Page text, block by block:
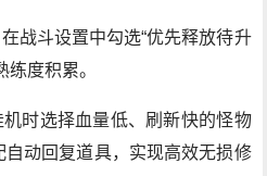
战斗设置中勾选“优先释放待升
练度积累。
时选择血量低、刷新快的怪物
自动回复道具，实现高效无损修